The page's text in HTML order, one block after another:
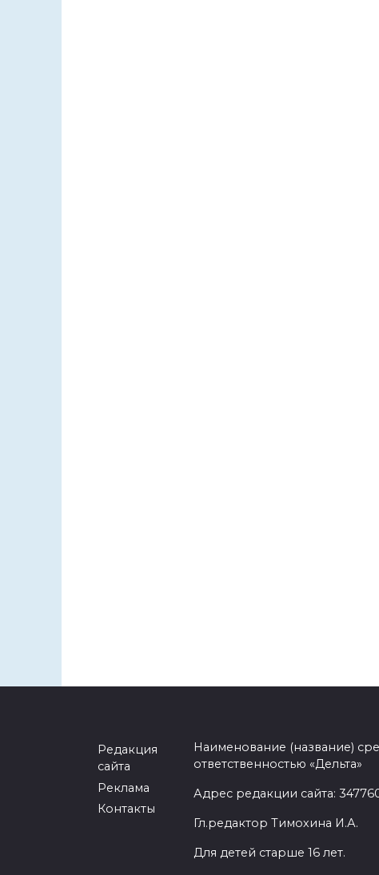
Редакция
сайта
Реклама
Контакты
Наименование (название)
ответственностью «Дельта»
Адрес редакции сайта:
Гл.редактор Тимохина И.А.
Для детей старше 16 лет.